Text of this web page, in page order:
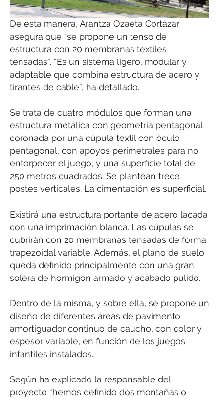
De esta manera, Arantza Ozaeta Cortázar
asegura que “se propone un tenso de
estructura con 20 membranas textiles
tensadas”. “Es un sistema ligero, modular y
adaptable que combina estructura de acero y
tirantes de cable”, ha detallado.
Se trata de cuatro módulos que forman una
estructura metálica con geometría pentagonal
coronada por una cúpula textil con óculo
pentagonal, con apoyos perimetrales para no
entorpecer el juego, y una superficie total de
250 metros cuadrados. Se plantean trece
postes verticales. La cimentación es superficial.
Existirá una estructura portante de acero lacada
con una imprimación blanca. Las cúpulas se
cubrirán con 20 membranas tensadas de forma
trapezoidal variable. Además, el plano de suelo
queda definido principalmente con una gran
solera de hormigón armado y acabado pulido.
Dentro de la misma, y sobre ella, se propone un
diseño de diferentes áreas de pavimento
amortiguador continuo de caucho, con color y
espesor variable, en función de los juegos
infantiles instalados.
Según ha explicado la responsable del
proyecto “hemos definido dos montañas o